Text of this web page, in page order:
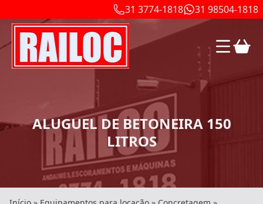
31 3774-1818 31 98504-1818
ALUGUEL DE BETONEIRA 150
LITROS